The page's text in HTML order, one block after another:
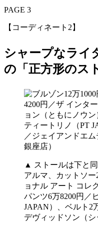
PAGE 3
【コーディネート2】
シャープなライ
の「正方形のス
▲ ストールは下と
アルマ、カットソ
ョナル アート コレ
パンツ6万8200円／
JAPAN）、ベルト2
デヴィッドソン（シ